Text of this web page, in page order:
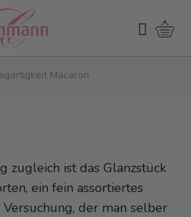
Suchen
Macaron
zugleich ist das Glanzstück
ein fein assortiertes
der man selber